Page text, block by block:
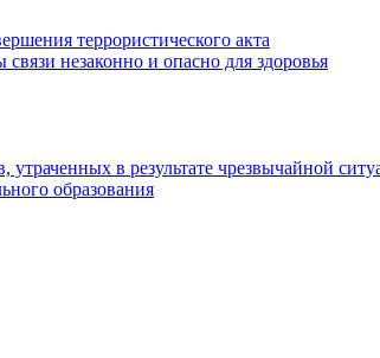
террористического акта
незаконно и опасно для здоровья
в результате чрезвычайной
образования